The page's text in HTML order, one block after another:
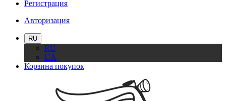
Регистрация
Авторизация
RU
RU
UA
Корзина покупок